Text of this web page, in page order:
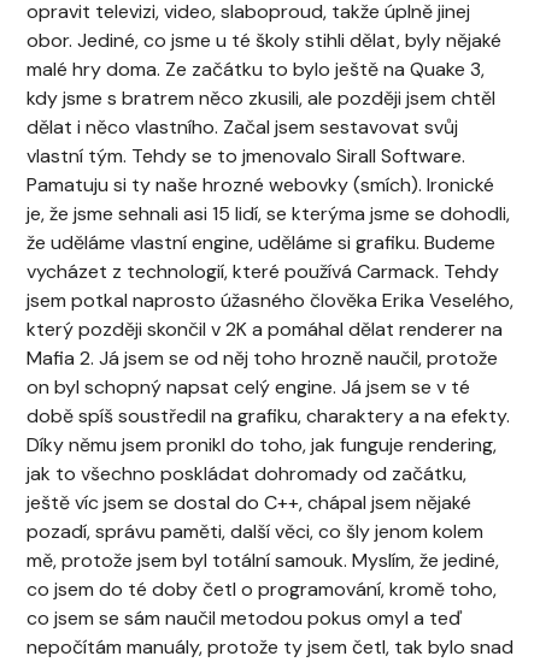
opravit televizi, video, slaboproud, takže úplně jinej
obor. Jediné, co jsme u té školy stihli dělat, byly nějaké
malé hry doma. Ze začátku to bylo ještě na Quake 3,
kdy jsme s bratrem něco zkusili, ale později jsem chtěl
dělat i něco vlastního. Začal jsem sestavovat svůj
vlastní tým. Tehdy se to jmenovalo Sirall Software.
Pamatuju si ty naše hrozné webovky (smích). Ironické
je, že jsme sehnali asi 15 lidí, se kterýma jsme se dohodli,
že uděláme vlastní engine, uděláme si grafiku. Budeme
vycházet z technologií, které používá Carmack. Tehdy
jsem potkal naprosto úžasného člověka Erika Veselého,
který později skončil v 2K a pomáhal dělat renderer na
Mafia 2. Já jsem se od něj toho hrozně naučil, protože
on byl schopný napsat celý engine. Já jsem se v té
době spíš soustředil na grafiku, charaktery a na efekty.
Díky němu jsem pronikl do toho, jak funguje rendering,
jak to všechno poskládat dohromady od začátku,
ještě víc jsem se dostal do C++, chápal jsem nějaké
pozadí, správu paměti, další věci, co šly jenom kolem
mě, protože jsem byl totální samouk. Myslím, že jediné,
co jsem do té doby četl o programování, kromě toho,
co jsem se sám naučil metodou pokus omyl a teď
nepočítám manuály, protože ty jsem četl, tak bylo snad